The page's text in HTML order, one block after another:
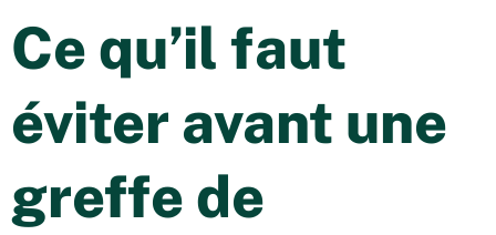
Ce qu’il faut
éviter avant une
greffe de